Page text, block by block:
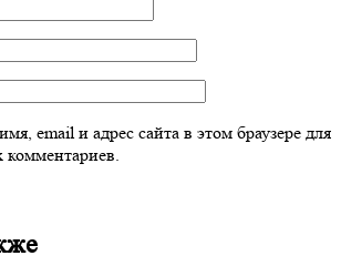
email и адрес сайта в этом браузере для